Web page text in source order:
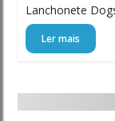
Lanchonete
Ler mais